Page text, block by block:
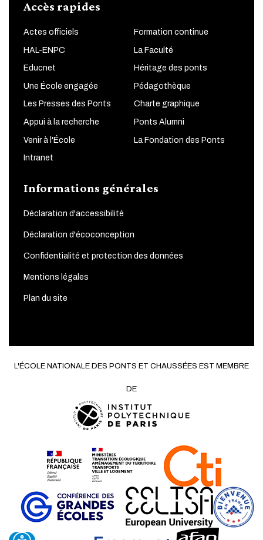
Accès rapides
Actes officiels Formation continue
HAL-ENPC La Faculté
Educnet Héritage des ponts
Une École engagée Pédagothèque
Les Presses des Ponts Charte graphique
Appui à la recherche Ponts Alumni
Venir à l'École La Fondation des Ponts
Intranet
Informations générales
Déclaration d'accessibilité
Déclaration d'écoconception
Confidentialité et protection des données
Mentions légales
Plan du site
L'ÉCOLE NATIONALE DES PONTS ET CHAUSSÉES EST MEMBRE
DE